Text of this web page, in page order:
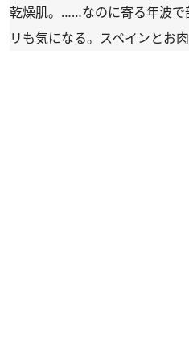
乾燥肌。……なのに寄る年波で
リも気になる。スペインとお